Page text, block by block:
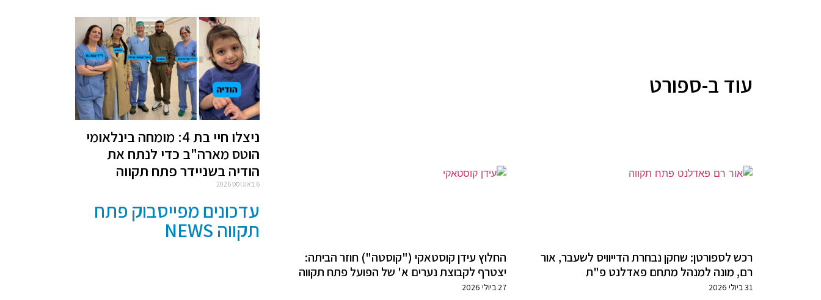
עוד ב-ספורט
רכש לספורטן: שחקן נבחרת הדייוויס לשעבר, אור
רם, מונה למנהל מתחם פאדלנט פ"ת
31 ביולי 2026
החלוץ עידן קוסטאקי ("קוסטה") חוזר הביתה:
יצטרף לקבוצת נערים א' של הפועל פתח תקווה
27 ביולי 2026
ניצלו חיי בת 4: מומחה בינלאומי
הוטס מארה"ב כדי לנתח את
הודיה בשניידר פתח תקווה
6 באוגוסט 2026
עדכונים מפייסבוק פתח
תקווה NEWS